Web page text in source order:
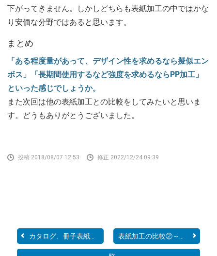
下がってきません。しかしどちらも表紙加工の中ではかな
り安価な分野ではあると思います。
まとめ
「ある程度量があって、デザイン性を求めるなら擬似エン
ボス」
「長期間使用するなど強度を求めるならPP加工」
といった感じでしょうか。
また次回は他の表紙加工との比較をしてみたいと思いま
す。どうもありがとうございました。
投稿 2018/08/07 12:53 修正 2022/12/24 09:39
カタログ、冊子表紙の表面...